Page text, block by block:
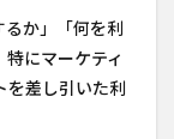
か」「何を利
にマーケティ
を差し引いた利